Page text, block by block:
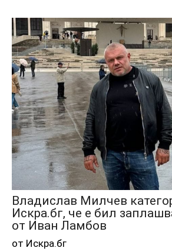
Владислав Милчев
Искра.бг, че е бил
от Иван Ламбов
от Искра.бг